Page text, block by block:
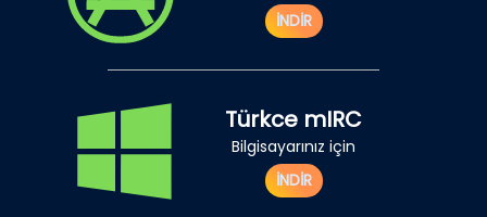
İNDİR
Türkce mIRC
Bilgisayarınız için
İNDİR